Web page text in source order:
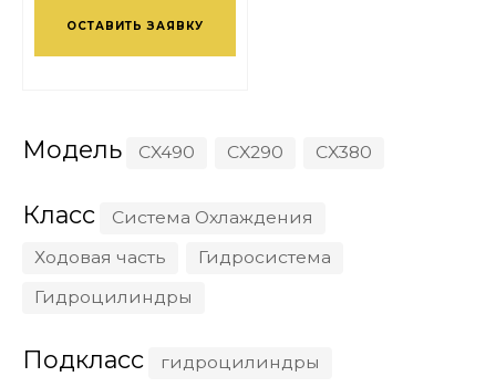
ОСТАВИТЬ ЗАЯВКУ
Модель CX490 CX290 CX380
Класс
Система Охлаждения
Ходовая часть
Гидросистема
Гидроцилиндры
Подкласс гидроцилиндры